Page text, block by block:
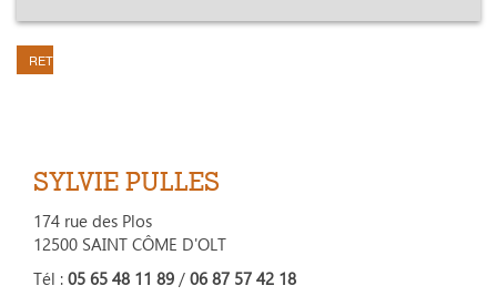
RETOUR
SYLVIE PULLES
174 rue des Plos
12500 SAINT CÔME D'OLT
Tél : 05 65 48 11 89 / 06 87 57 42 18